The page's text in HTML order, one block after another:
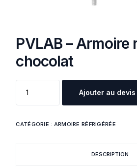
PVLAB – Armoire
chocolat
Ajouter au devis
CATÉGORIE : ARMOIRE RÉFRIGÉRÉE
DESCRIPTION